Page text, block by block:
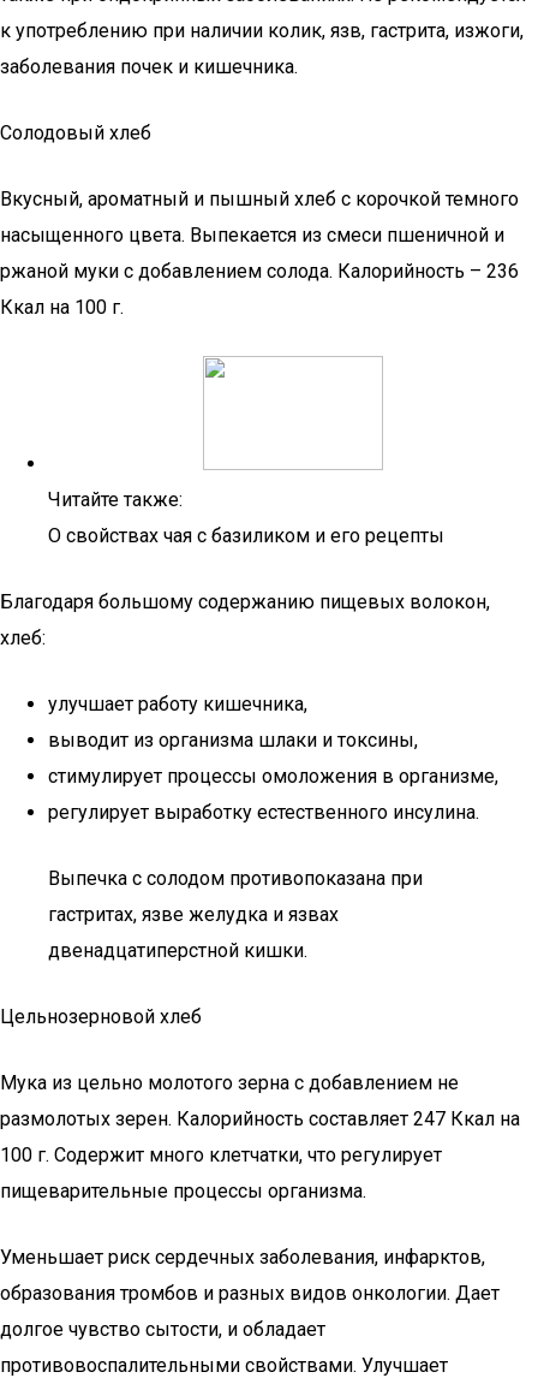
к употреблению при наличии колик, язв, гастрита, изжоги,
заболевания почек и кишечника.
Солодовый хлеб
Вкусный, ароматный и пышный хлеб с корочкой темного
насыщенного цвета. Выпекается из смеси пшеничной и
ржаной муки с добавлением солода. Калорийность – 236
Ккал на 100 г.
Читайте также:
О свойствах чая с базиликом и его рецепты
Благодаря большому содержанию пищевых волокон,
хлеб:
улучшает работу кишечника,
выводит из организма шлаки и токсины,
стимулирует процессы омоложения в организме,
регулирует выработку естественного инсулина.
Выпечка с солодом противопоказана при
гастритах, язве желудка и язвах
двенадцатиперстной кишки.
Цельнозерновой хлеб
Мука из цельно молотого зерна с добавлением не
размолотых зерен. Калорийность составляет 247 Ккал на
100 г. Содержит много клетчатки, что регулирует
пищеварительные процессы организма.
Уменьшает риск сердечных заболевания, инфарктов,
образования тромбов и разных видов онкологии. Дает
долгое чувство сытости, и обладает
противовоспалительными свойствами. Улучшает